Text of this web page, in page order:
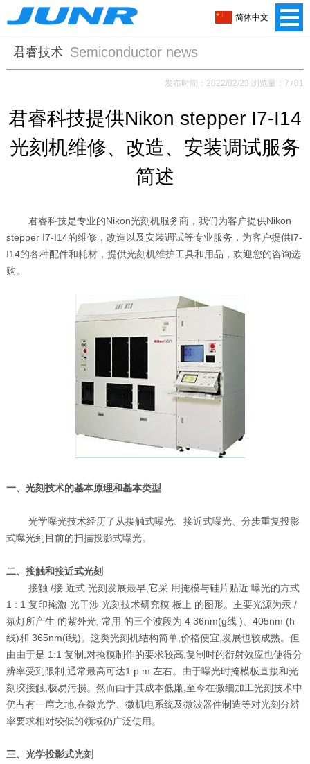
君睿技术 Semiconductor news
发布时间：2022/02/23 浏览量：7781
君睿科技提供Nikon stepper I7-I14
光刻机维修、改造、安装调试服务
简述
君睿科技是专业的Nikon光刻机服务商，我们为客户提供Nikon
stepper I7-I14的维修，改造以及安装调试等专业服务，为客户提供I7-
I14的各种配件和耗材，提供光刻机维护工具和用品，欢迎您的咨询选
购。
一、光刻技术的基本原理和基本类型
光学曝光技术经历了从接触式曝光、接近式曝光、分步重复投影
式曝光到目前的扫描投影式曝光。
二、接触和接近式光刻
接触 /接 近式 光刻发展最早, 它采 用掩模与硅片贴近 曝光的方式
1 : 1 复印掩激 光干涉 光刻技术研究模 板上 的图形。主要光源为汞 /
氛灯所产生 的紫外光, 常用 的三个波段为 4 36nm(g线)
405nm (h
线)和 365nm(i线)。这类光刻机结构简单, 价格便宜 发展也较成熟。但
由由于是 1:1 复制 对掩模制作的要求较高 复制时的衍射效应也使得分
辨率受到限制 通常最高可达1 p m 左右。由于曝光时掩模板直接和光
刻胶接触 极易污损。然而由于其成本低廉, 至今在微细加工光刻技术中
仍占有一席之地, 在微光学、微机电系统及微波器件制造等对光刻分辨
率要求相对较低的领域仍广泛使用。
三、光学投影式光刻
简体中文